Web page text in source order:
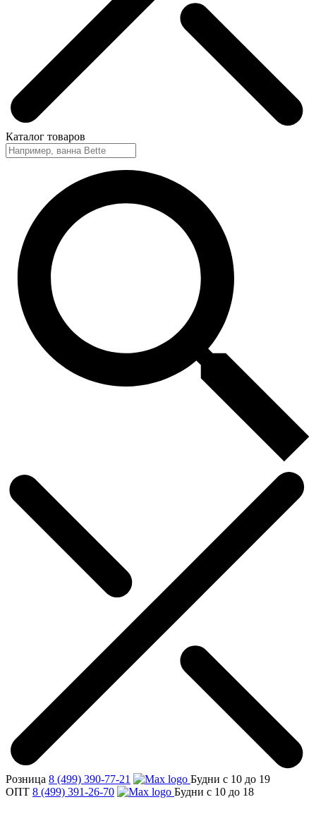
Каталог товаров
Розница 8 (499) 390-77-21
Будни с 10 до 19
ОПТ 8 (499) 391-26-70 Будни с 10 до 18